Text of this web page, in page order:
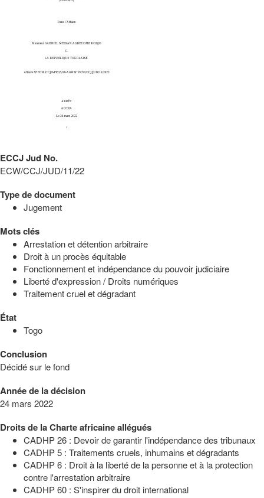
ECCJ Jud No.
ECW/CCJ/JUD/11/22
Type de document
Jugement
Mots clés
Arrestation et détention arbitraire
Droit à un procès équitable
Fonctionnement et indépendance du pouvoir judiciaire
Liberté d'expression / Droits numériques
Traitement cruel et dégradant
État
Togo
Conclusion
Décidé sur le fond
Année de la décision
24 mars 2022
Droits de la Charte africaine allégués
CADHP 26 : Devoir de garantir l'indépendance des tribunaux
CADHP 5 : Traitements cruels, inhumains et dégradants
CADHP 6 : Droit à la liberté de la personne et à la protection
contre l'arrestation arbitraire
CADHP 60 : S'inspirer du droit international